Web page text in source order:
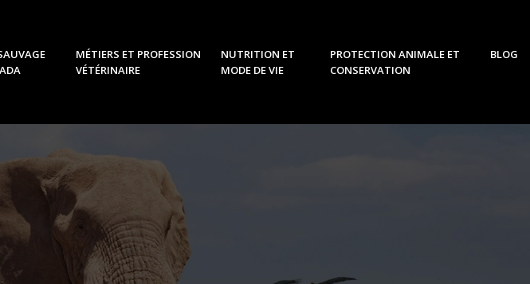
MÉTIERS ET PROFESSION
VÉTÉRINAIRE
NUTRITION ET
MODE DE VIE
PROTECTION ANIMALE ET
CONSERVATION
BLOG